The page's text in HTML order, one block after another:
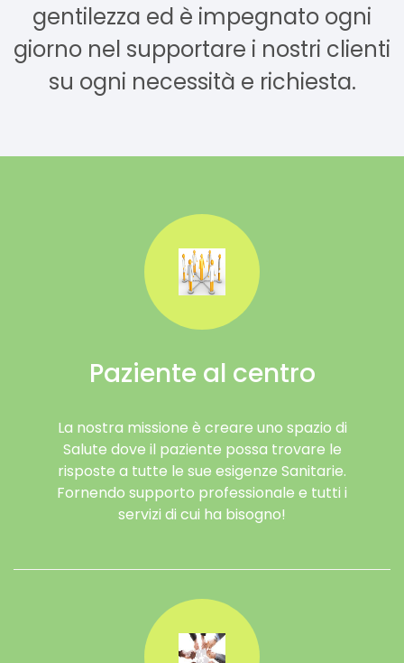
gentilezza ed è impegnato ogni
giorno nel supportare i nostri clienti
su ogni necessità e richiesta.
Paziente al centro
La nostra missione è creare uno spazio di
Salute dove il paziente possa trovare le
risposte a tutte le sue esigenze Sanitarie.
Fornendo supporto professionale e tutti i
servizi di cui ha bisogno!